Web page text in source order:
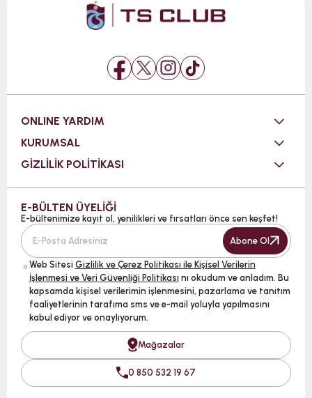
ONLINE YARDIM
KURUMSAL
GİZLİLİK POLİTİKASI
E-BÜLTEN ÜYELİĞİ
E-bültenimize kayıt ol, yenilikleri ve fırsatları önce sen keşfet!
Abone Ol
Web Sitesi Gizlilik ve Çerez Politikası ile Kişisel Verilerin
İşlenmesi ve Veri Güvenliği Politikası nı okudum ve anladım. Bu
kapsamda kişisel verilerimin işlenmesini, pazarlama ve tanıtım
faaliyetlerinin tarafıma sms ve e-mail yoluyla yapılmasını
kabul ediyor ve onaylıyorum.
Mağazalar
0 850 532 19 67